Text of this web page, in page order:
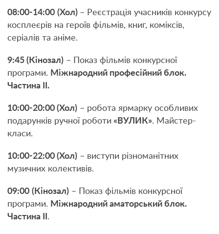
08:00-14:00 (Хол) – Реєстрація учасників конкурсу
косплеєрів на героїв фільмів, книг, коміксів,
серіалів та аніме.
9:45 (Кінозал) – Показ фільмів конкурсної
програми. Міжнародний професійний блок.
Частина ІІ.
10:00-20:00 (Хол) – робота ярмарку особливих
подарунків ручної роботи «ВУЛИК». Майстер-
класи.
10:00-22:00 (Хол) – виступи різноманітних
музичних колективів.
09:00 (Кінозал) – Показ фільмів конкурсної
програми. Міжнародний аматорський блок.
Частина ІІ .